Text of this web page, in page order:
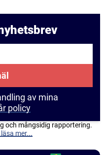
av mina
policy
och mångsidig rapportering.
mer...